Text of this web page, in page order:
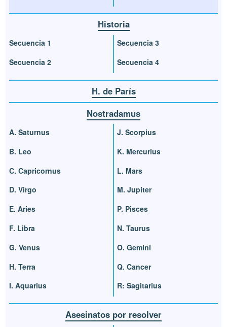
Historia
Secuencia 1
Secuencia 2
Secuencia 3
Secuencia 4
H. de París
Nostradamus
A. Saturnus
B. Leo
C. Capricornus
D. Virgo
E. Aries
F. Libra
G. Venus
H. Terra
I. Aquarius
J. Scorpius
K. Mercurius
L. Mars
M. Jupiter
P. Pisces
N. Taurus
O. Gemini
Q. Cancer
R: Sagitarius
Asesinatos por resolver